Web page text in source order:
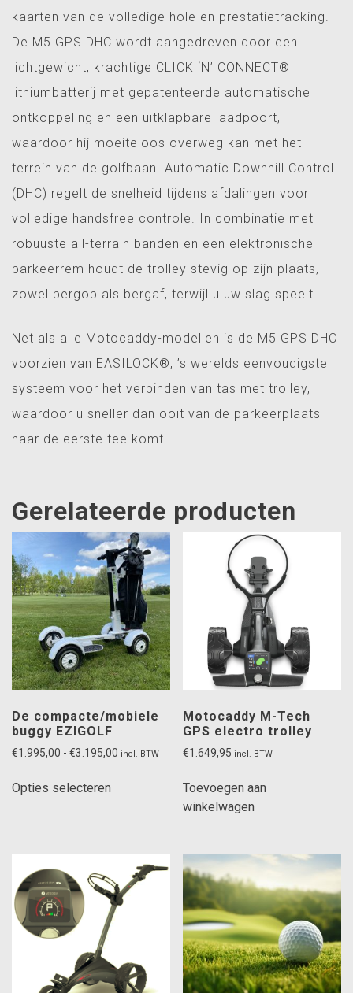
kaarten van de volledige hole en prestatietracking.
De M5 GPS DHC wordt aangedreven door een
lichtgewicht, krachtige CLICK ‘N’ CONNECT®
lithiumbatterij met gepatenteerde automatische
ontkoppeling en een uitklapbare laadpoort,
waardoor hij moeiteloos overweg kan met het
terrein van de golfbaan. Automatic Downhill Control
(DHC) regelt de snelheid tijdens afdalingen voor
volledige handsfree controle. In combinatie met
robuuste all-terrain banden en een elektronische
parkeerrem houdt de trolley stevig op zijn plaats,
zowel bergop als bergaf, terwijl u uw slag speelt.
Net als alle Motocaddy-modellen is de M5 GPS DHC
voorzien van EASILOCK®, ’s werelds eenvoudigste
systeem voor het verbinden van tas met trolley,
waardoor u sneller dan ooit van de parkeerplaats
naar de eerste tee komt.
Gerelateerde producten
De compacte/mobiele
buggy EZIGOLF
€1.995,00 - €3.195,00 Prijsklasse:
incl. BTW
Opties selecteren
Deze
optie
kan
gekozen
op
de
Motocaddy M-Tech
GPS electro trolley
€1.649,95 incl. BTW
Toevoegen aan
winkelwagen